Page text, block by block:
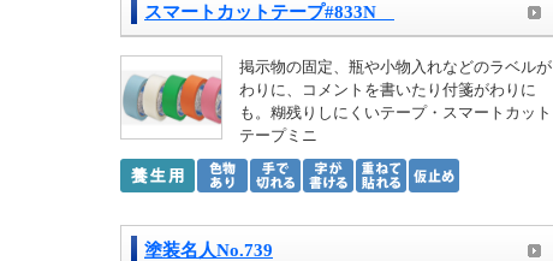
スマートカットテープ#833N
掲示物の固定、瓶や小物入れなどのラベルが
わりに、コメントを書いたり付箋がわりに
も。糊残りしにくいテープ・スマートカット
テープミニ
塗装名人No.739